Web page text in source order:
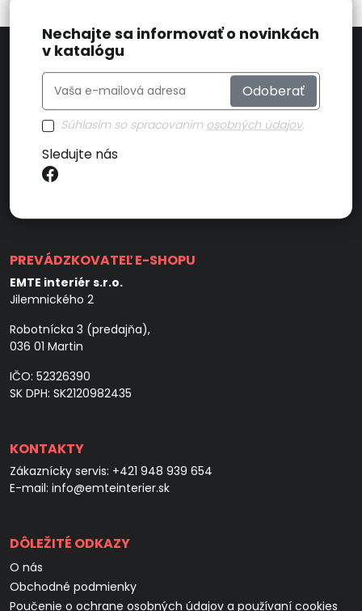
Nechajte sa informovať o novinkách
v katalógu
Odoberať
Súhlasím so spracovaním osobných údajov.
Sledujte nás
PREVÁDZKOVATEĽ E-SHOPU
EMTE interiér s.r.o.
Jilemnického 2
Robotnícka 3 (predajňa),
036 01 Martin
IČO: 52326390
SK DPH: SK2120982435
KONTAKTY
Zákaznícky servis: +421 948 939 654
E-mail: info@emteinterier.sk
DÔLEŽITÉ ODKAZY
O nás
Obchodné podmienky
Poučenie o ochrane osobných údajov a používaní cookies